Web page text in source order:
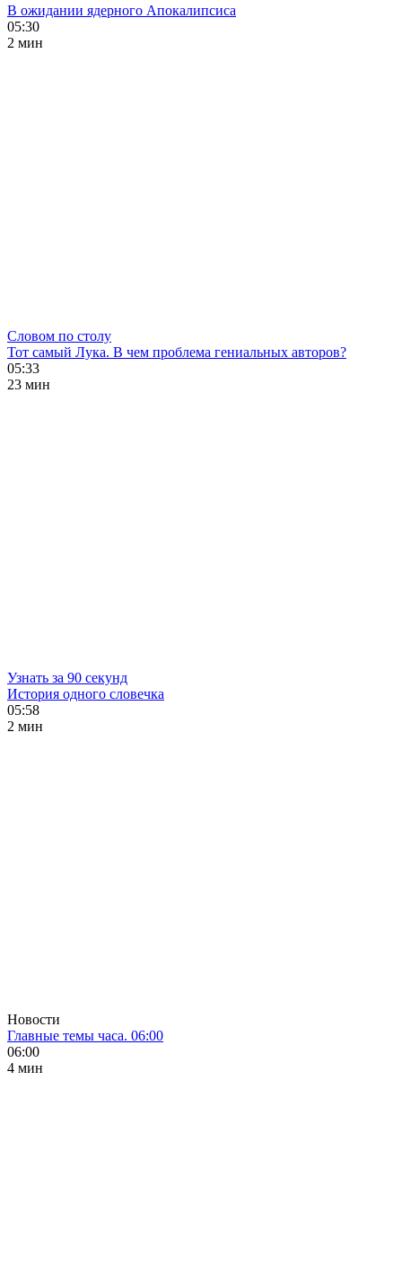
В ожидании ядерного Апокалипсиса
05:30
2 мин
Словом по столу
Тот самый Лука. В чем проблема гениальных авторов?
05:33
23 мин
Узнать за 90 секунд
История одного словечка
05:58
2 мин
Новости
Главные темы часа. 06:00
06:00
4 мин